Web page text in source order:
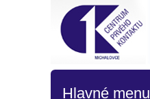
Hlavné menu